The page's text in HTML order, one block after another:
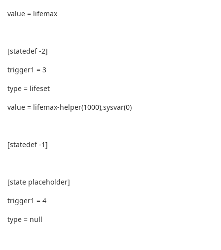
value = lifemax
[statedef -2]
trigger1 = 3
type = lifeset
value = lifemax-helper(1000),sysvar(0)
[statedef -1]
[state placeholder]
trigger1 = 4
type = null